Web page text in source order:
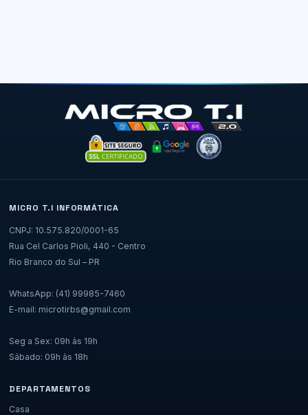
MICRO T.I INFORMÁTICA
CNPJ: 10.575.820/0001-65
Rua Cel Carlos Pioli, 440 - Centro
Rio Branco do Sul – PR
WhatsApp: (41) 99985-7460
E-mail: microtirbs@gmail.com
Seg a Sex: 09h às 19h
Sábado: 09h às 18h
DEPARTAMENTOS
Casa